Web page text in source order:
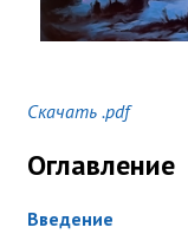
Скачать .pdf
Оглавление
Введение